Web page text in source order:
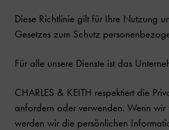
Diese Richtlinie gilt für Ihre Nutzung
Gesetzes zum Schutz
Für alle unsere Dienste ist das
CHARLES & KEITH respektiert die
anfordern oder verwenden. Wenn wir
werden wir die persönlichen